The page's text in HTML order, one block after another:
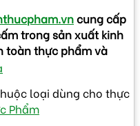
Phẩm
cung cấp
trong sản xuất kinh
toàn thực phẩm và
loại dùng cho thực